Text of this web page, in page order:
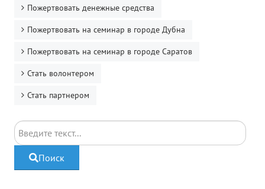
Пожертвовать денежные средства
Пожертвовать на семинар в городе Дубна
Пожертвовать на семинар в городе Саратов
Стать волонтером
Стать партнером
Поиск
Поиск